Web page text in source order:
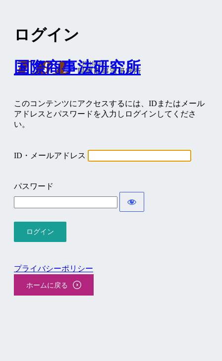
ログイン
国際商事法研究所
このコンテンツにアクセスするには、IDまたはメール
アドレスとパスワードを入力しログインしてくださ
い。
ID・メールアドレス
パスワード
プライバシーポリシー
ホームに戻る